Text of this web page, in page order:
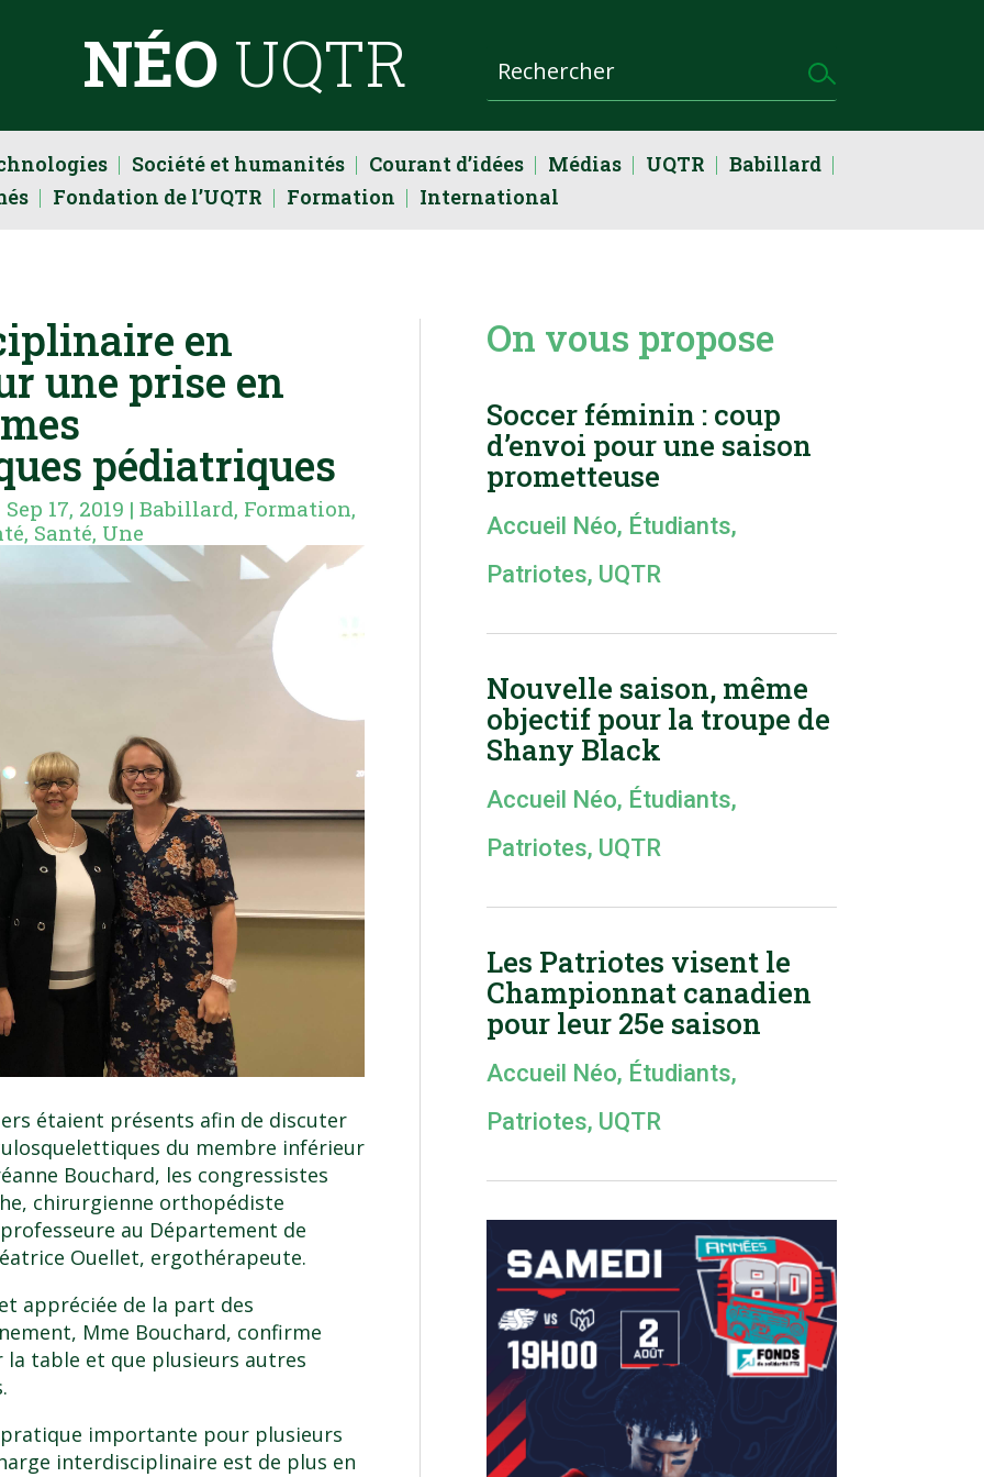
NÉO UQTR
Société et humanités Courant d’idées Médias UQTR
Babillard
Fondation de l’UQTR Formation International
en
une prise en
pédiatriques
Sep 17, 2019 |Babillard, Formation,
, Santé, Une
étaient présents afin de discuter
du membre inférieur
Bouchard, les congressistes
chirurgienne orthopédiste
au Département de
Ouellet, ergothérapeute.
appréciée de la part des
Mme Bouchard, confirme
la table et que plusieurs autres
importante pour plusieurs
interdisciplinaire est de plus en
On vous propose
Soccer féminin : coup
d’envoi pour une saison
prometteuse
Accueil Néo, Étudiants,
Patriotes, UQTR
Nouvelle saison, même
objectif pour la troupe de
Shany Black
Accueil Néo, Étudiants,
Patriotes, UQTR
Les Patriotes visent le
Championnat canadien
pour leur 25e saison
Accueil Néo, Étudiants,
Patriotes, UQTR